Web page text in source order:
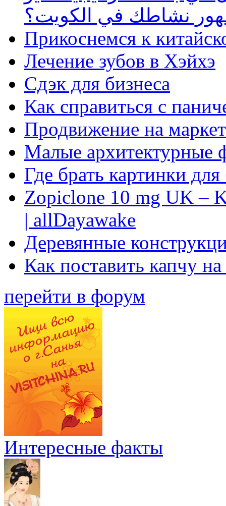
نشاطك في الكويت؟
Прикоснемся к
Лечение зубов в Хэйхэ
Сдэк для бизнеса
Как справиться с
Продвижение на
Малые архитектурные
Где брать картинки
Zopiclone 10 mg UK –
| allDayawake
Деревянные
Как поставить капчу
перейти в форум
Интересные факты